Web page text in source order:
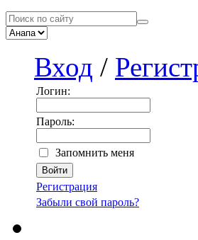
Вход /
Логин:
Пароль:
Запомнить меня
Регистрация
Забыли свой пароль?